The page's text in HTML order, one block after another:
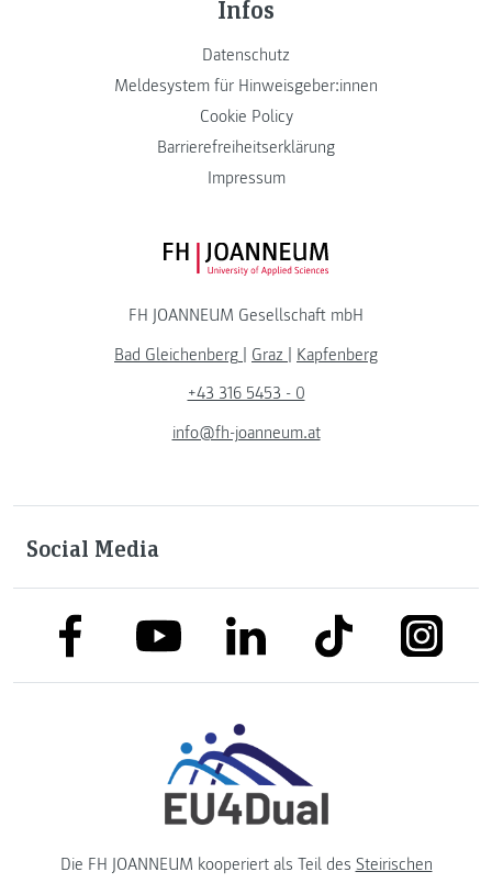
Infos
Datenschutz
Meldesystem für Hinweisgeber:innen
Cookie Policy
Barrierefreiheitserklärung
Impressum
FH JOANNEUM Logo
FH JOANNEUM Gesellschaft mbH
Bad Gleichenberg | Graz | Kapfenberg
+43 316 5453 - 0
info@fh-joanneum.at
Social Media
link to facebooklink to youtubelink to linkedinlink to tiktok link to
Die FH JOANNEUM kooperiert als Teil des Steirischen